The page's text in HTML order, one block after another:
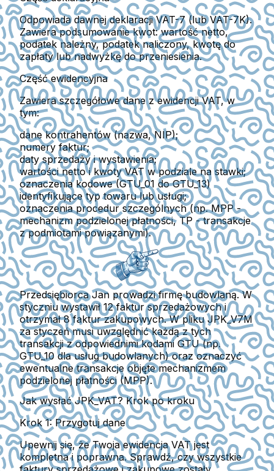
Odpowiada dawnej deklaracji VAT-7(lub VAT-7K).
Zawiera podsumowanie kwot: wartość netto,
podatek należny, podatek naliczony, kwotę do
zapłaty lub nadwyżkę do przeniesienia.
Część ewidencyjna
Zawiera szczegółowe dane z ewidencji VAT, w
tym:
dane kontrahentów(nazwa, NIP);
numery faktur;
daty sprzedaży i wystawienia;
wartości netto i kwoty VAT w podziale na stawki;
oznaczenia kodowe(GTU_01 do GTU_13)
identyfikujące typ towaru lub usługi;
oznaczenia procedur szczególnych(np. MPP -
mechanizm podzielonej płatności, TP - transakcje
z podmiotami powiązanymi).
Przedsiębiorca Jan prowadzi firmę budowlaną. W
styczniu wystawił 12 faktur sprzedażowych i
otrzymał 8 faktur zakupowych. W pliku JPK_V7M
za styczeń musi uwzględnić każdą z tych
transakcji z odpowiednimi kodami GTU (np.
GTU_10 dla usług budowlanych) oraz oznaczyć
ewentualne transakcje objęte mechanizmem
podzielonej płatności (MPP).
Jak wysłać JPK_VAT? Krok po kroku
Krok 1: Przygotuj dane
Upewnij się, że Twoja ewidencja VAT jest
kompletna i poprawna.Sprawdź, czy wszystkie